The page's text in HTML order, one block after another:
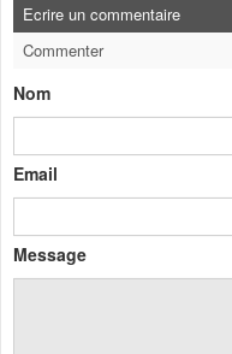
Ecrire un commentaire
Commenter
Nom
Email
Message